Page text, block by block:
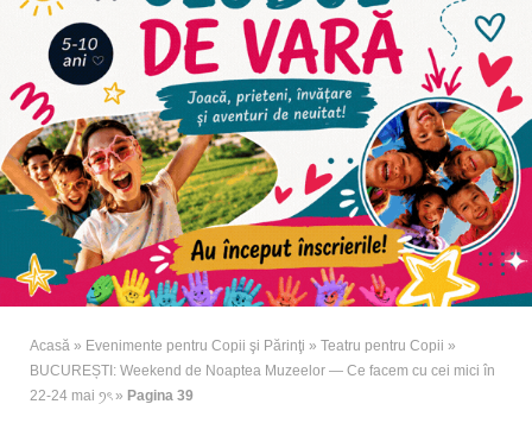
Acasă » Evenimente pentru Copii şi Părinţi » Teatru pentru Copii »
BUCUREȘTI: Weekend de Noaptea Muzeelor — Ce facem cu cei mici în
22-24 mai ꪆৎ» Pagina 39